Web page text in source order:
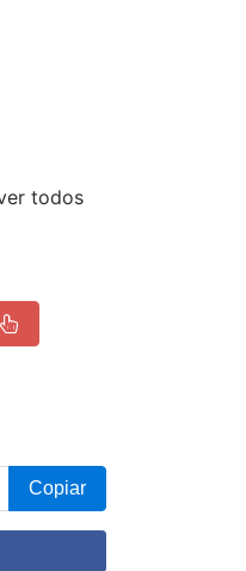
todos
Copiar